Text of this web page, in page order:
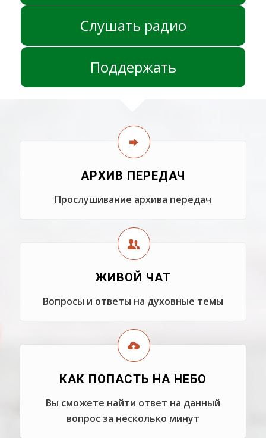
Слушать радио
Поддержать
АРХИВ ПЕРЕДАЧ
Прослушивание архива передач
ЖИВОЙ ЧАТ
Вопросы и ответы на духовные темы
КАК ПОПАСТЬ НА НЕБО
Вы сможете найти ответ на данный
вопрос за несколько минут